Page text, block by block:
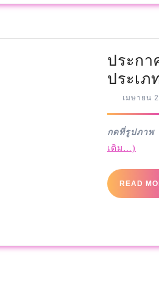
ประก
ประเ
เมษายน
กดที่รูปภาพ
เติม…)
READ